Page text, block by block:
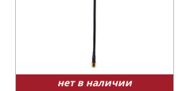
нет в наличии